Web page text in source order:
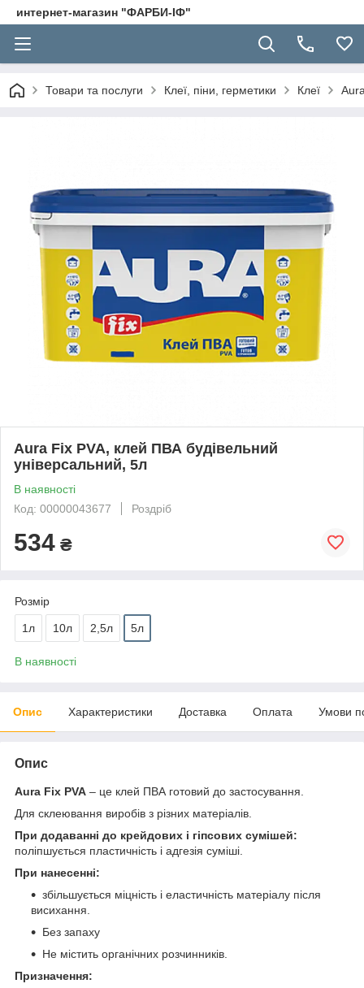
интернет-магазин "ФАРБИ-ІФ"
Товари та послуги Клеї, піни, герметики Клеї
Aura Fix PVA, клей ПВА будівельний
універсальний, 5л
В наявності
Код: 00000043677
Роздріб
534 ₴
Розмір
1л 10л 2,5л 5л
В наявності
Опис Характеристики Доставка Оплата Умови
Опис
Aura Fix PVA – це клей ПВА готовий до застосування.
Для склеювання виробів з різних матеріалів.
При додаванні до крейдових і гіпсових сумішей:
поліпшується пластичність і адгезія суміші.
При нанесенні:
збільшується міцність і еластичність матеріалу після
висихання.
Без запаху
Не містить органічних розчинників.
Призначення: